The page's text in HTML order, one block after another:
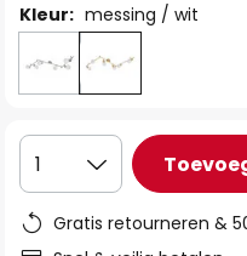
Kleur: messing / wit
1
Gratis retourneren &